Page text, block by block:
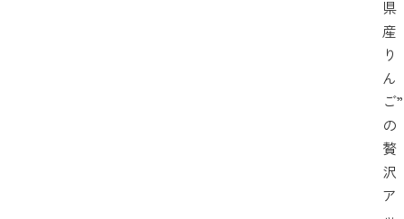
県
産
り
ん
ご”
の
贅
沢
ア